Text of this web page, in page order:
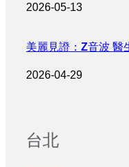
2026-05-13
美麗見證：Z音波 醫
2026-04-29
台北